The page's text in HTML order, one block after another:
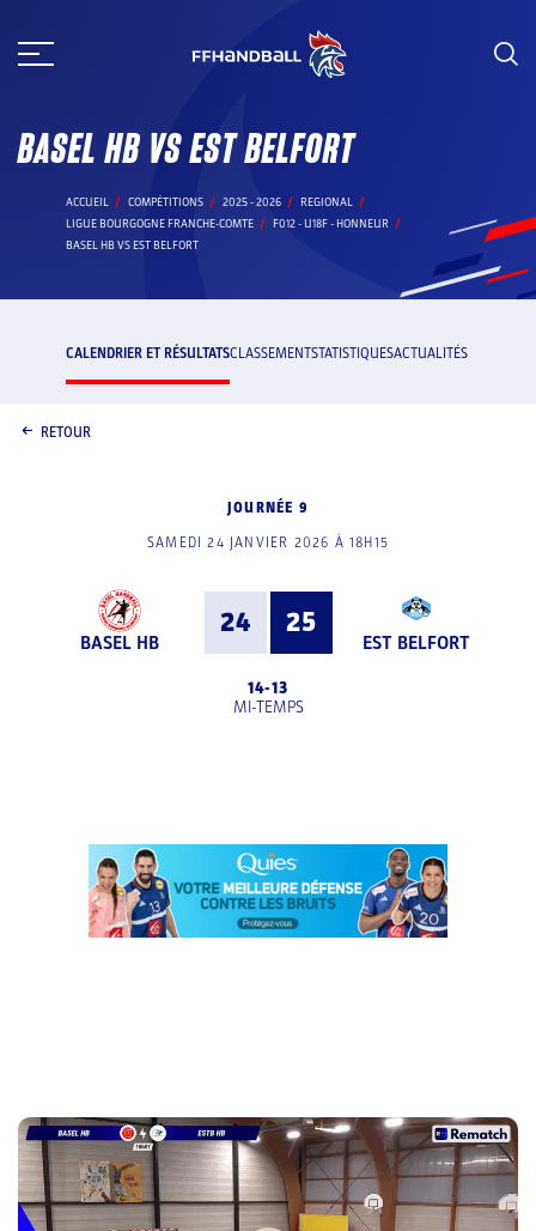
au
BASEL HB VS EST BELFORT
ACCUEIL COMPÉTITIONS 2025 - 2026
REGIONAL
LIGUE BOURGOGNE FRANCHE-COMTE
F012 - U18F - HONNEUR
BASEL HB VS EST BELFORT
CALENDRIER ET RÉSULTATSCLASSEMENTSTATISTIQUESACTUALITÉS
RETOUR
JOURNÉE 9
SAMEDI 24 JANVIER 2026 À 18H15
BASEL HB
24 25
EST BELFORT
14-13
MI-TEMPS